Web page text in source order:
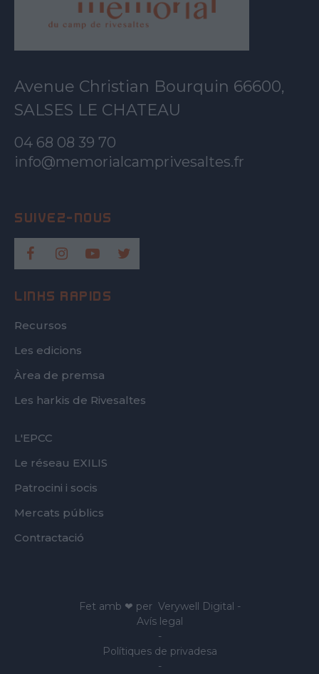
Avenue Christian Bourquin 66600,
SALSES LE CHATEAU
04 68 08 39 70
info@memorialcamprivesaltes.fr
LINKS RÀPIDS
Recursos
Les edicions
Àrea de premsa
Les harkis de Rivesaltes
FOOTER
L'EPCC
Le réseau EXILIS
Patrocini i socis
Mercats públics
Contractació
Fet amb ❤ per Verywell Digital -
Avís legal
-
Polítiques de privadesa
-